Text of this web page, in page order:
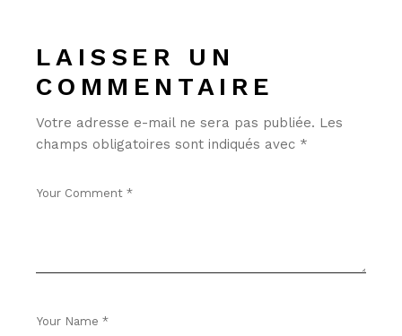
LAISSER UN
COMMENTAIRE
Votre adresse e-mail ne sera pas publiée. Les
champs obligatoires sont indiqués avec *